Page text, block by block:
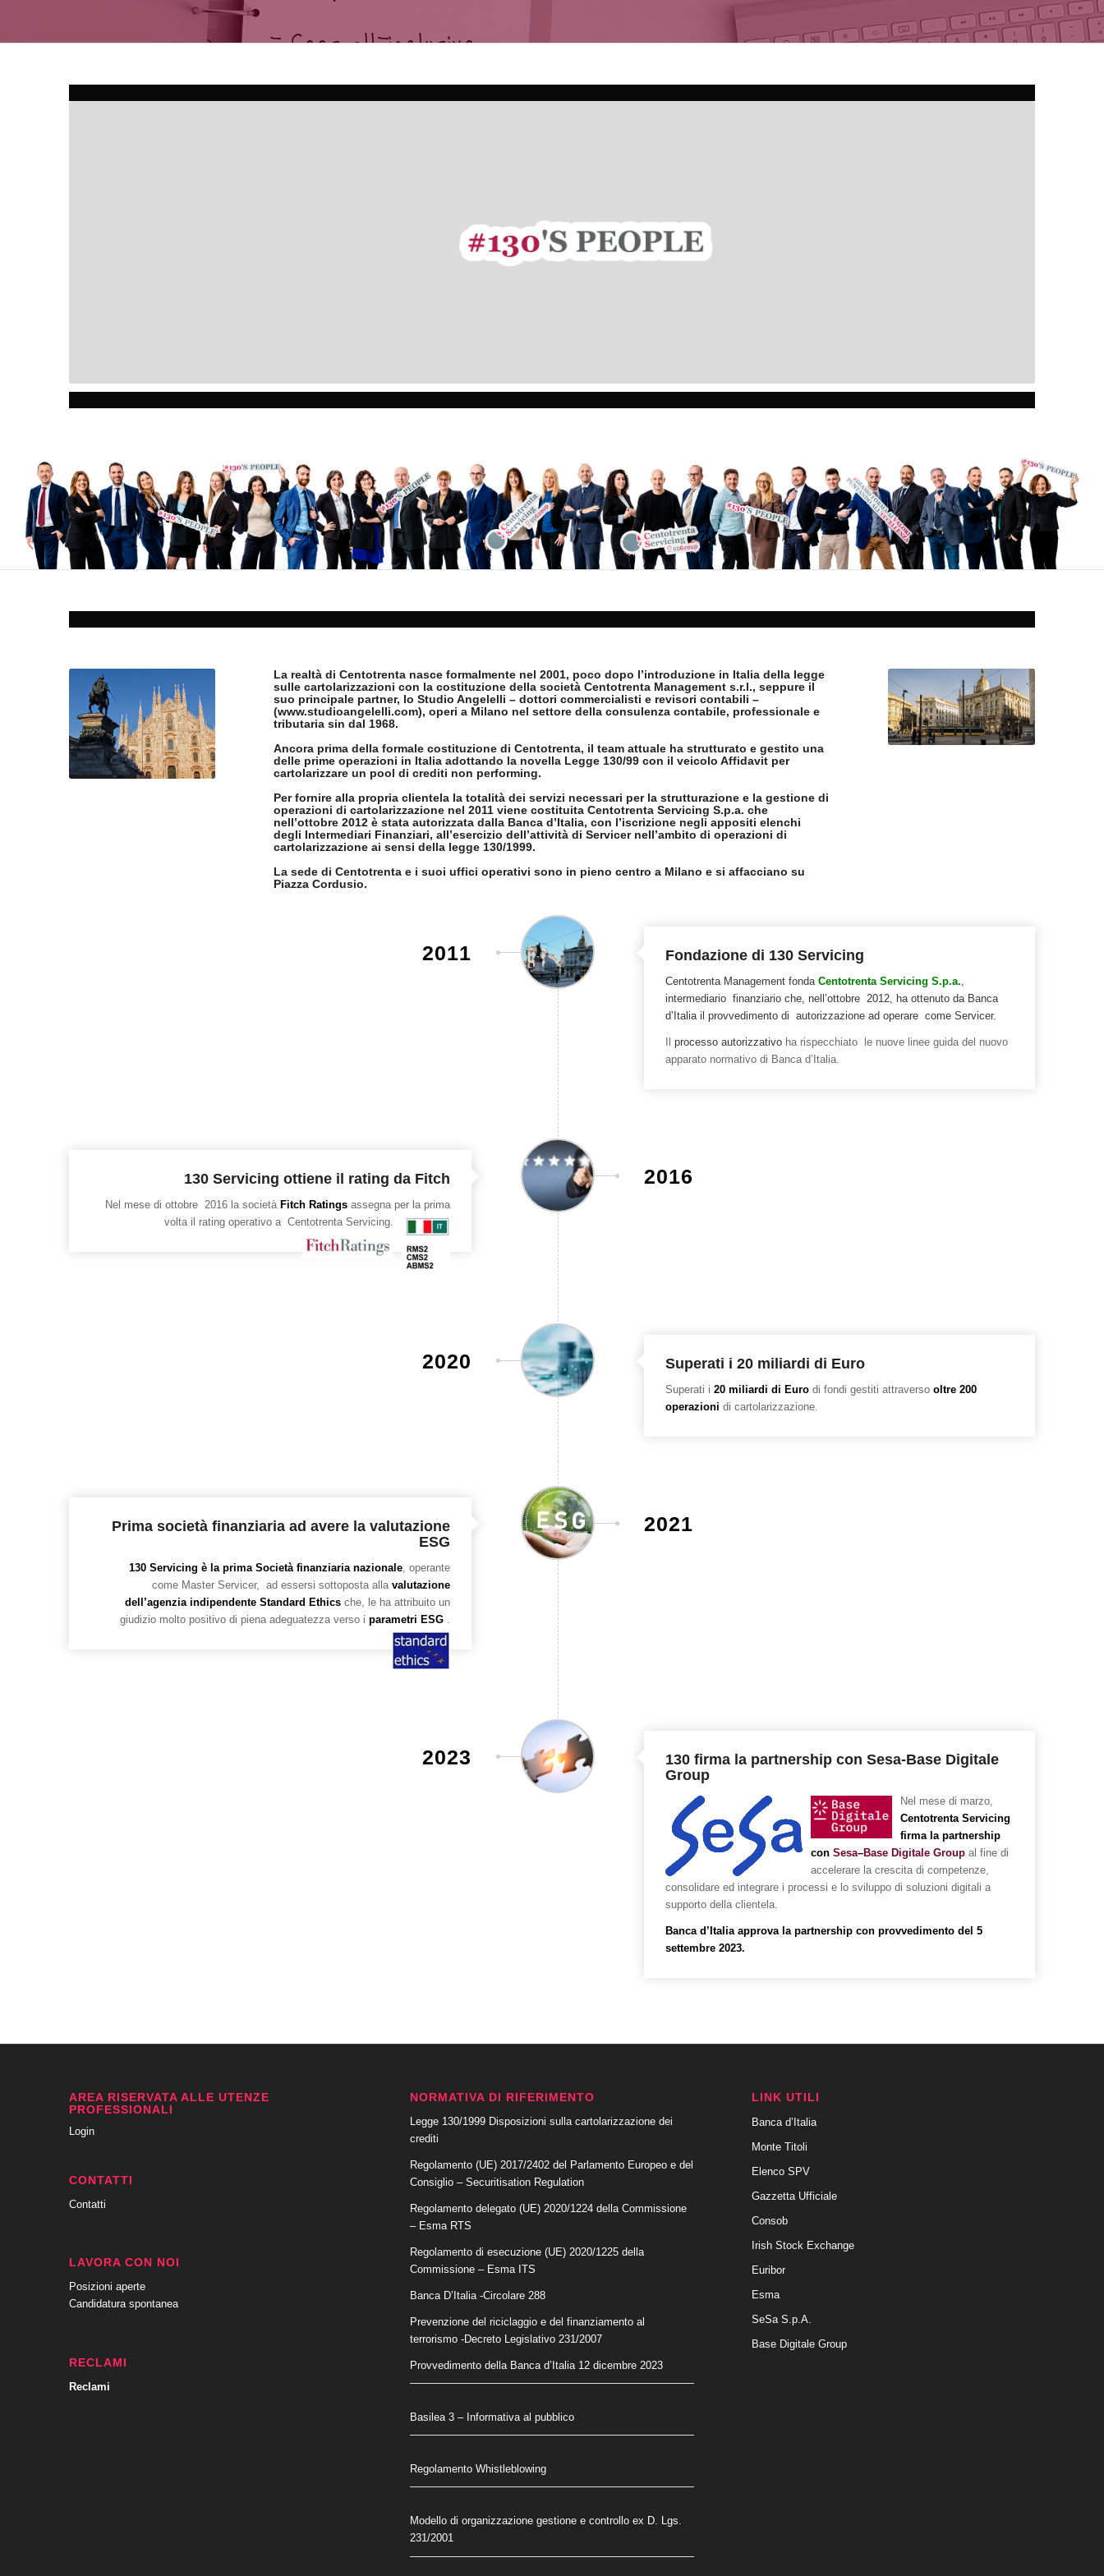
La realtà di Centotrenta nasce formalmente nel 2001, poco dopo l’introduzione in Italia della legge
sulle cartolarizzazioni con la costituzione della società Centotrenta Management s.r.l., seppure il
suo principale partner, lo Studio Angelelli – dottori commercialisti e revisori contabili –
(www.studioangelelli.com), operi a Milano nel settore della consulenza contabile, professionale e
tributaria sin dal 1968.
Ancora prima della formale costituzione di Centotrenta, il team attuale ha strutturato e gestito una
delle prime operazioni in Italia adottando la novella Legge 130/99 con il veicolo Affidavit per
cartolarizzare un pool di crediti non performing.
Per fornire alla propria clientela la totalità dei servizi necessari per la strutturazione e la gestione di
operazioni di cartolarizzazione nel 2011 viene costituita Centotrenta Servicing S.p.a. che
nell’ottobre 2012 è stata autorizzata dalla Banca d’Italia, con l’iscrizione negli appositi elenchi
degli Intermediari Finanziari, all’esercizio dell’attività di Servicer nell’ambito di operazioni di
cartolarizzazione ai sensi della legge 130/1999.
La sede di Centotrenta e i suoi uffici operativi sono in pieno centro a Milano e si affacciano su
Piazza Cordusio.
2011 Fondazione di 130 Servicing
Centotrenta Management fonda Centotrenta Servicing S.p.a.
intermediario finanziario che, nell’ottobre 2012, ha ottenuto da Banca
d’Italia il provvedimento di autorizzazione ad operare come Servicer.
processo autorizzativoha rispecchiato le nuove linee guida del nuovo
apparato normativo di Banca d’Italia.
130 Servicing ottiene il rating da Fitch
Nel mese di ottobre 2016 la società Fitch Ratingsassegna per la prima
volta il rating operativo a Centotrenta Servicing.
2016
2020 Superati i 20 miliardi di Euro
Superati i 20 miliardi di Eurodi fondi gestiti attraversooltre 200
operazioni di cartolarizzazione.
Prima società finanziaria ad avere la valutazione
ESG
130 Servicing è la prima Società finanziaria nazionale, operante
come Master Servicer, ad essersi sottoposta allavalutazione
dell’agenzia indipendente Standard Ethicsche, le ha attribuito un
giudizio molto positivo di piena adeguatezza verso i parametri ESG.
2021
2023
130 firma la partnership con Sesa-Base Digitale
Group
Nel mese di marzo,
Centotrenta Servicing
firma la partnership
conSesa–Base Digitale Groupal fine di
accelerare la crescita di competenze,
consolidare ed integrare i processi e lo sviluppo di soluzioni digitali a
supporto della clientela.
Banca d’Italia approva la partnership con provvedimento del 5
settembre 2023.
AREA RISERVATA ALLE UTENZE
PROFESSIONALI
Login
CONTATTI
Contatti
LAVORA CON NOI
Posizioni aperte
Candidatura spontanea
RECLAMI
Reclami
NORMATIVA DI RIFERIMENTO
Legge 130/1999 Disposizioni sulla cartolarizzazione dei
crediti
Regolamento (UE) 2017/2402 del Parlamento Europeo e del
Consiglio – Securitisation Regulation
Regolamento delegato (UE) 2020/1224 della Commissione
– Esma RTS
Regolamento di esecuzione (UE) 2020/1225 della
Commissione – Esma ITS
Banca D’Italia -Circolare 288
Prevenzione del riciclaggio e del finanziamento al
terrorismo-Decreto Legislativo 231/2007
Provvedimento della Banca d’Italia 12 dicembre 2023
Basilea 3 – Informativa al pubblico
Regolamento Whistleblowing
Modello di organizzazione gestione e controllo ex D. Lgs.
231/2001
LINK UTILI
Banca d’Italia
Monte Titoli
Elenco SPV
Gazzetta Ufficiale
Consob
Irish Stock Exchange
Euribor
Esma
SeSa S.p.A.
Base Digitale Group